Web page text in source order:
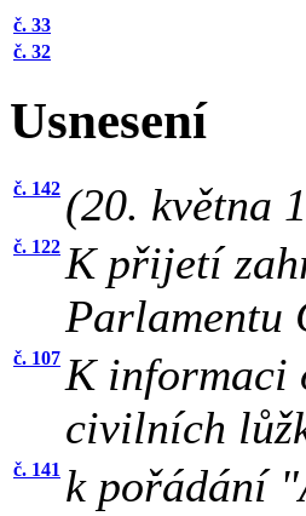
č. 33
č. 32
Usnesení
č. 142 (20. května
č. 122 K přijetí
Parlamentu
č. 107 K informaci
civilních
č. 141 k pořádání